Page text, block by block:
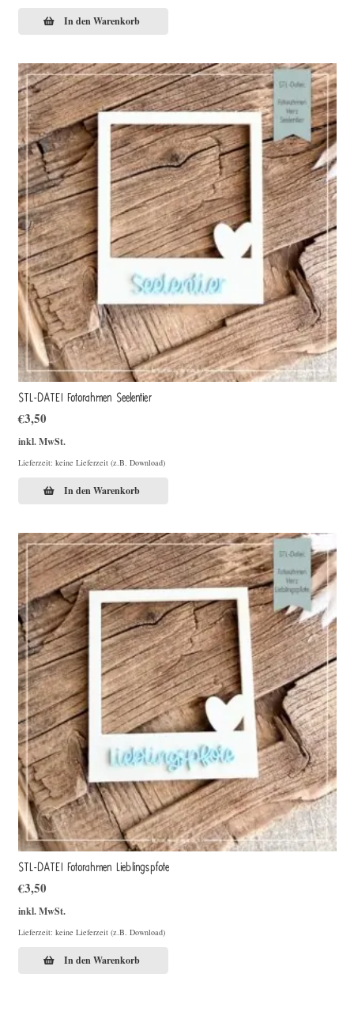
In den Warenkorb
STL-DATEI Fotorahmen Seelentier
€3,50
inkl. MwSt.
Lieferzeit: keine Lieferzeit (z.B. Download)
In den Warenkorb
STL-DATEI Fotorahmen Lieblingspfote
€3,50
inkl. MwSt.
Lieferzeit: keine Lieferzeit (z.B. Download)
In den Warenkorb